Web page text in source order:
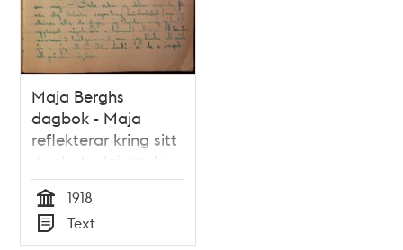
Maja Berghs
dagbok - Maja
reflekterar kring sitt
dagboksskrivande
1918
Tid
1918
Typ
Text